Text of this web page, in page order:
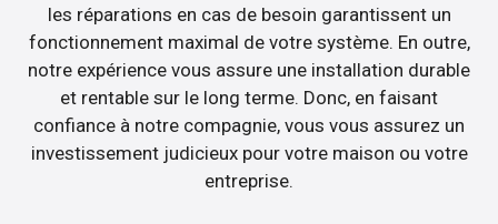
les réparations en cas de besoin garantissent un
fonctionnement maximal de votre système. En outre,
notre expérience vous assure une installation durable
et rentable sur le long terme. Donc, en faisant
confiance à notre compagnie, vous vous assurez un
investissement judicieux pour votre maison ou votre
entreprise.